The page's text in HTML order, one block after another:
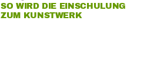
SO WIRD DIE EINSCHULUNG
ZUM KUNSTWERK